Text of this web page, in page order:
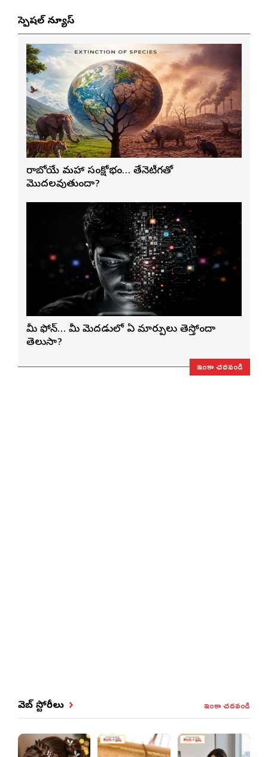
స్పెషల్ న్యూస్
రాబోయే మహా సంక్షోభం… తేనెటీగతో
మొదలవుతుందా?
మీ ఫోన్… మీ మెదడులో ఏ మార్పులు తెస్తోందా
తెలుసా?
ఇంకా చదవండి
వెబ్ స్టోరీలు ఇంకా చదవండి